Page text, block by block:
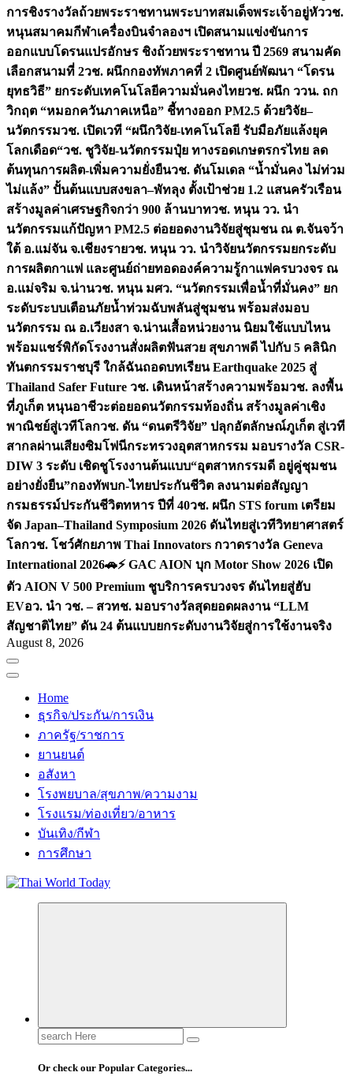
การชิงรางวัลถ้วยพระราชทานพระบาทสมเด็จพระเจ้าอยู่หัววช.
หนุนสมาคมกีฬาเครื่องบินจำลองฯ เปิดสนามแข่งขันการ
ออกแบบโดรนแปรอักษร ชิงถ้วยพระราชทาน ปี 2569 สนามคัด
เลือกสนามที่ 2วช. ผนึกกองทัพภาคที่ 2 เปิดศูนย์พัฒนา “โดรน
ยุทธวิธี” ยกระดับเทคโนโลยีความมั่นคงไทยวช. ผนึก ววน. ถก
วิกฤต “หมอกควันภาคเหนือ” ชี้ทางออก PM2.5 ด้วยวิจัย–
นวัตกรรมวช. เปิดเวที “ผนึกวิจัย-เทคโนโลยี รับมือภัยแล้งยุค
โลกเดือด“วช. ชูวิจัย-นวัตกรรมปุ๋ย ทางรอดเกษตรกรไทย ลด
ต้นทุนการผลิต-เพิ่มความยั่งยืนวช. ดันโมเดล “น้ำมั่นคง ไม่ท่วม
ไม่แล้ง” ปั้นต้นแบบสงขลา–พัทลุง ตั้งเป้าช่วย 1.2 แสนครัวเรือน
สร้างมูลค่าเศรษฐกิจกว่า 900 ล้านบาทวช. หนุน วว. นำ
นวัตกรรมแก้ปัญหา PM2.5 ต่อยอดงานวิจัยสู่ชุมชน ณ ต.จันจว้า
ใต้ อ.แม่จัน จ.เชียงรายวช. หนุน วว. นำวิจัยนวัตกรรมยกระดับ
การผลิตกาแฟ และศูนย์ถ่ายทอดองค์ความรู้กาแฟครบวงจร ณ
อ.แม่จริม จ.น่านวช. หนุน มศว. “นวัตกรรมเพื่อน้ำที่มั่นคง” ยก
ระดับระบบเตือนภัยน้ำท่วมฉับพลันสู่ชุมชน พร้อมส่งมอบ
นวัตกรรม ณ อ.เวียงสา จ.น่านเสื้อหน่วยงาน นิยมใช้แบบไหน
พร้อมแชร์พิกัดโรงงานสั่งผลิตฟันสวย สุขภาพดี ไปกับ 5 คลินิก
ทันตกรรมราชบุรี ใกล้ฉันถอดบทเรียน Earthquake 2025 สู่
Thailand Safer Future วช. เดินหน้าสร้างความพร้อมวช. ลงพื้น
ที่ภูเก็ต หนุนอาชีวะต่อยอดนวัตกรรมท้องถิ่น สร้างมูลค่าเชิง
พาณิชย์สู่เวทีโลกวช. ดัน “ดนตรีวิจัย” ปลุกอัตลักษณ์ภูเก็ต สู่เวที
สากลผ่านเสียงซิมโฟนีกระทรวงอุตสาหกรรม มอบรางวัล CSR-
DIW 3 ระดับ เชิดชูโรงงานต้นแบบ“อุตสาหกรรมดี อยู่คู่ชุมชน
อย่างยั่งยืน”กองทัพบก-ไทยประกันชีวิต ลงนามต่อสัญญา
กรมธรรม์ประกันชีวิตทหาร ปีที่ 40วช. ผนึก STS forum เตรียม
จัด Japan–Thailand Symposium 2026 ดันไทยสู่เวทีวิทยาศาสตร์
โลกวช. โชว์ศักยภาพ Thai Innovators กวาดรางวัล Geneva
International 2026🚗⚡️ GAC AION บุก Motor Show 2026 เปิด
ตัว AION V 500 Premium ชูบริการครบวงจร ดันไทยสู่ฮับ
EVอว. นำ วช. – สวทช. มอบรางวัลสุดยอดผลงาน “LLM
สัญชาติไทย” ดัน 24 ต้นแบบยกระดับงานวิจัยสู่การใช้งานจริง
August 8, 2026
Home
ธุรกิจ/ประกัน/การเงิน
ภาครัฐ/ราชการ
ยานยนต์
อสังหา
โรงพยบาล/สุขภาพ/ความงาม
โรงแรม/ท่องเที่ยว/อาหาร
บันเทิง/กีฬา
การศึกษา
Search
for:
Or check our Popular Categories...